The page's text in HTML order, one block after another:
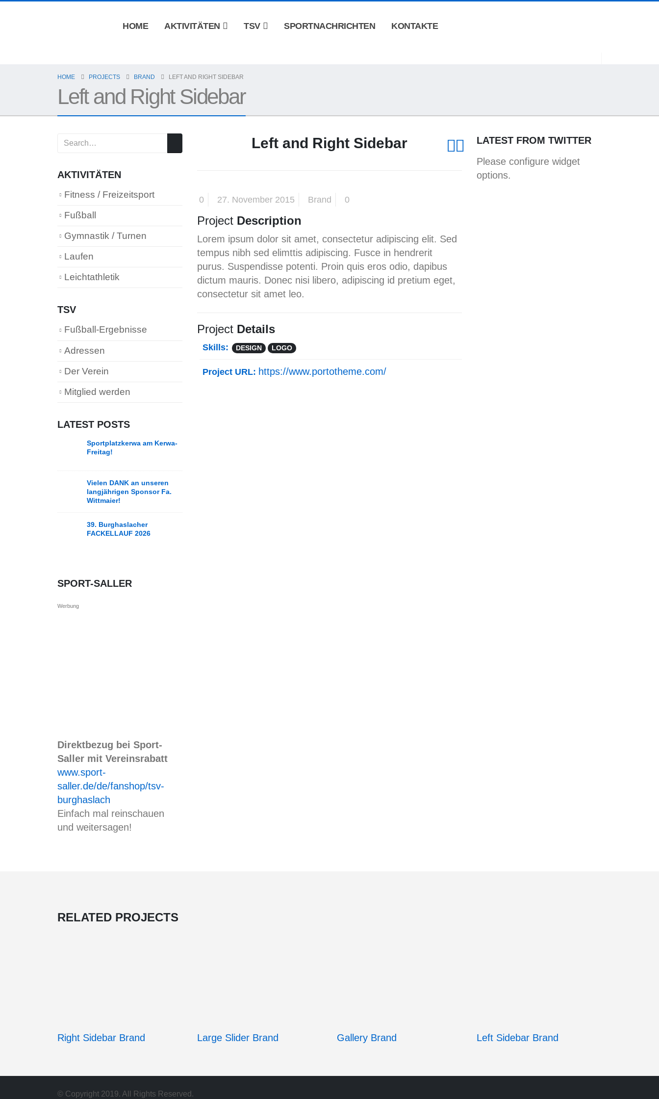
HOME AKTIVITÄTEN TSV SPORTNACHRICHTEN KONTAKTE
HOME PROJECTS BRAND LEFT AND RIGHT SIDEBAR
Left and Right Sidebar
Left and Right Sidebar
0 27. November 2015 Brand 0
Project Description
Lorem ipsum dolor sit amet, consectetur adipiscing elit. Sed
tempus nibh sed elimttis adipiscing. Fusce in hendrerit
purus. Suspendisse potenti. Proin quis eros odio, dapibus
dictum mauris. Donec nisi libero, adipiscing id pretium eget,
consectetur sit amet leo.
Project Details
Skills: DESIGN LOGO
Project URL: https://www.portotheme.com/
AKTIVITÄTEN
Fitness / Freizeitsport
Fußball
Gymnastik / Turnen
Laufen
Leichtathletik
TSV
Fußball-Ergebnisse
Adressen
Der Verein
Mitglied werden
LATEST POSTS
Sportplatzkerwa am Kerwa-
Freitag!
Vielen DANK an unseren
langjährigen Sponsor Fa.
Wittmaier!
39. Burghaslacher
FACKELLAUF 2026
SPORT-SALLER
Werbung
Direktbezug bei Sport-
Saller mit Vereinsrabatt
www.sport-
saller.de/de/fanshop/tsv-
burghaslach
Einfach mal reinschauen
und weitersagen!
LATEST FROM TWITTER
Please configure widget
options.
RELATED PROJECTS
Right Sidebar Brand Large Slider Brand Gallery Brand Left Sidebar Brand
© Copyright 2019. All Rights Reserved.